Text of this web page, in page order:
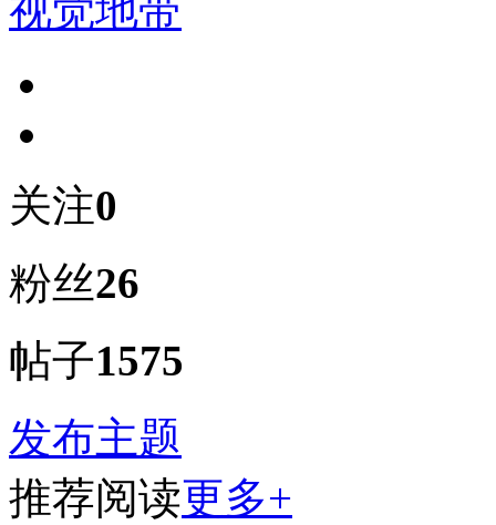
视觉地带
关注0
粉丝26
帖子1575
发布主题
推荐阅读更多+